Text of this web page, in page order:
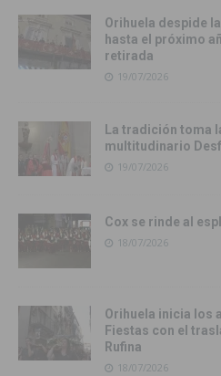
Orihuela despide
hasta el próximo
retirada
19/07/2026
La tradición toma
multitudinario
19/07/2026
Cox se rinde al
18/07/2026
Orihuela inicia los
Fiestas con el
Rufina
18/07/2026